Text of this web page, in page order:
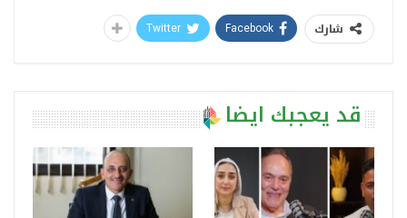
شارك Facebook
Twitter
قد يعجبك ايضا